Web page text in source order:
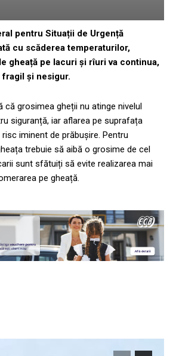
pentru Situații de Urgență
cu scăderea temperaturilor,
gheață pe lacuri și rîuri va continua,
și nesigur.
că grosimea gheții nu atinge nivelul
siguranță, iar aflarea pe suprafața
iminent de prăbușire. Pentru
trebuie să aibă o grosime de cel
sunt sfătuiți să evite realizarea mai
pe gheață.